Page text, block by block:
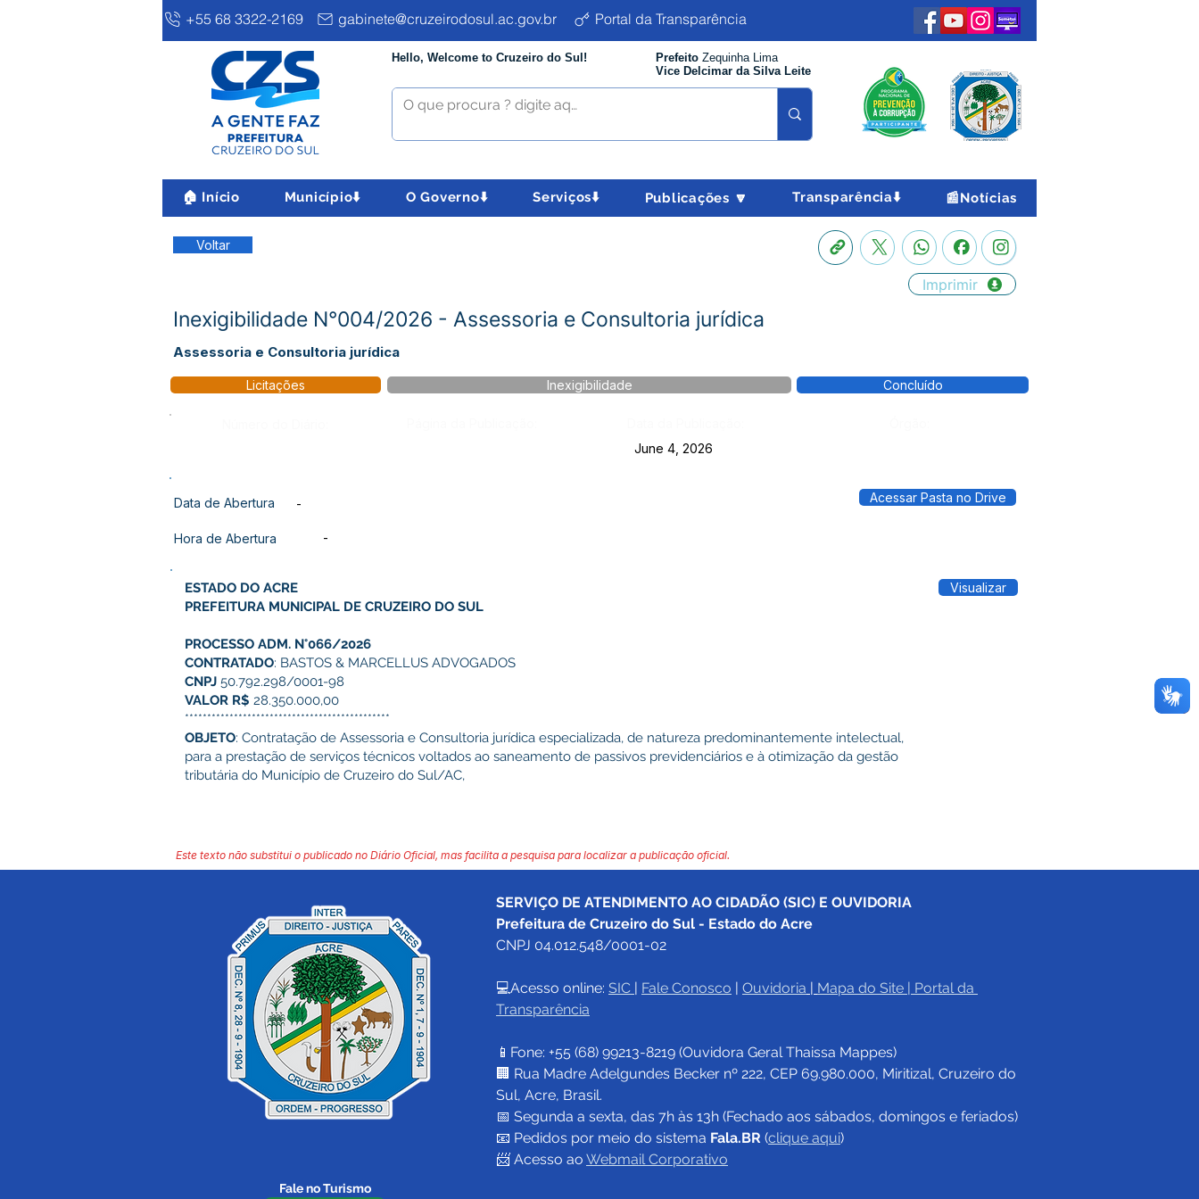
+55 68 3322-2169 gabinete@cruzeirodosul.ac.gov.br Portal da Transparência
Hello, Welcome to Cruzeiro do Sul! Prefeito Zequinha Lima
Vice Delcimar da Silva Leite
🏠 Início Município⬇️ O Governo⬇️ Serviços⬇️ Publicações 🔽 Transparência⬇️ 📰Notícias
Voltar
Imprimir
Inexigibilidade N°004/2026 - Assessoria e Consultoria jurídica
Assessoria e Consultoria jurídica
Licitações Inexigibilidade Concluído
June 4, 2026
Data de Abertura -
Hora de Abertura -
Acessar Pasta no Drive
ESTADO DO ACRE
PREFEITURA MUNICIPAL DE CRUZEIRO DO SUL
PROCESSO ADM. N°066/2026
CONTRATADO: BASTOS & MARCELLUS ADVOGADOS
CNPJ 50.792.298/0001-98
VALOR R$ 28.350.000,00
**********************************************
OBJETO: Contratação de Assessoria e Consultoria jurídica especializada, de natureza predominantemente intelectual,
para a prestação de serviços técnicos voltados ao saneamento de passivos previdenciários e à otimização da gestão
tributária do Município de Cruzeiro do Sul/AC,
Visualizar
Este texto não substitui o publicado no Diário Oficial, mas facilita a pesquisa para localizar a publicação oficial.
SERVIÇO DE ATENDIMENTO AO CIDADÃO (SIC) E OUVIDORIA
Prefeitura de Cruzeiro do Sul - Estado do Acre
CNPJ 04.012.548/0001-02
💻Acesso online: SIC | Fale Conosco | Ouvidoria | Mapa do Site | Portal da
Transparência
📱Fone: +55 (68) 99213-8219 (Ouvidora Geral Thaissa Mappes)
🏢 Rua Madre Adelgundes Becker nº 222, CEP 69.980.000, Miritizal, Cruzeiro do
Sul, Acre, Brasil.
📅 Segunda a sexta, das 7h às 13h (Fechado aos sábados, domingos e feriados)
📧 Pedidos por meio do sistema Fala.BR (clique aqui)
📨 Acesso ao Webmail Corporativo
Fale no Turismo